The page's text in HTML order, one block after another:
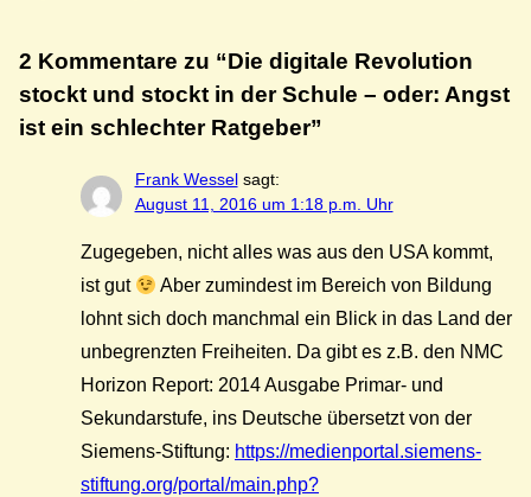
2 Kommentare zu “Die digitale Revolution
stockt und stockt in der Schule – oder: Angst
ist ein schlechter Ratgeber”
Frank Wessel sagt:
August 11, 2016 um 1:18 p.m. Uhr
Zugegeben, nicht alles was aus den USA kommt,
ist gut
Aber zumindest im Bereich von Bildung
lohnt sich doch manchmal ein Blick in das Land der
unbegrenzten Freiheiten. Da gibt es z.B. den NMC
Horizon Report: 2014 Ausgabe Primar- und
Sekundarstufe, ins Deutsche übersetzt von der
Siemens-Stiftung: https://medienportal.siemens-
stiftung.org/portal/main.php?